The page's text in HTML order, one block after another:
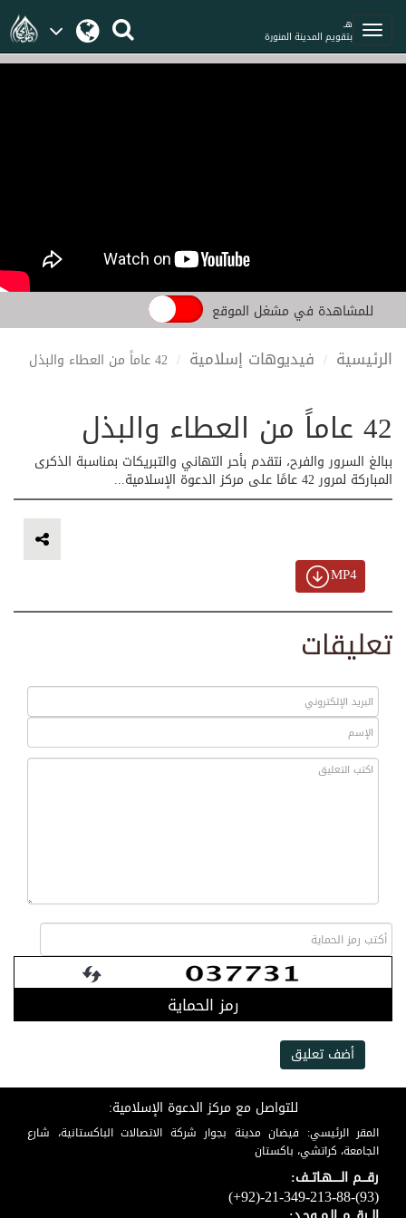
هـ
بتقويم المدينة المنورة
للمشاهدة في مشغل الموقع
الرئيسية فيديوهات إسلامية 42 عاماً من العطاء والبذل
42 عاماً من العطاء والبذل
ببالغ السرور والفرح، نتقدم بأحر التهاني والتبريكات بمناسبة الذكرى
المباركة لمرور 42 عامًا على مركز الدعوة الإسلامية...
MP4
تعليقات
رمز الحماية
أضف تعليق
للتواصل مع مركز الدعوة الإسلامية:
المقر الرئيسي: فيضان مدينة بجوار شركة الاتصالات الباكستانية، شارع
الجامعة، كراتشي، باكستان
رقـــم الـــــهـاتــف:
(+92)-21-349-213-88-(93)